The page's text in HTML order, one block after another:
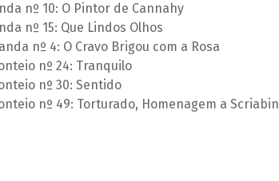
nº 10: O Pintor de Cannahy
nº 15: Que Lindos Olhos
nº 4: O Cravo Brigou com a Rosa
nº 24: Tranquilo
nº 30: Sentido
nº 49: Torturado, Homenagem a Scriabin